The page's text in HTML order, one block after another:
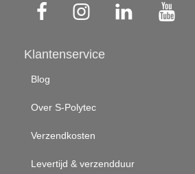
Klantenservice
Blog
Over S-Polytec
Verzendkosten
Levertijd & verzendduur